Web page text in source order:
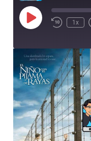
Play
Episode
1x